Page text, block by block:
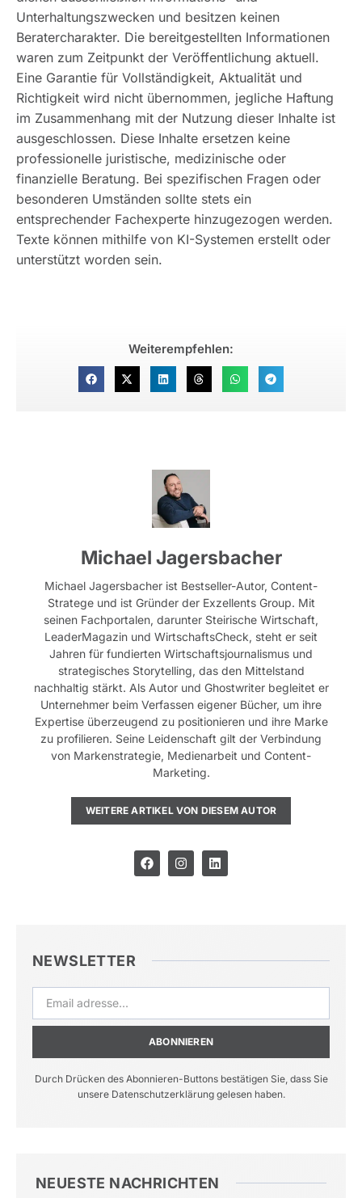
Unterhaltungszwecken und besitzen keinen
Beratercharakter. Die bereitgestellten Informationen
waren zum Zeitpunkt der Veröffentlichung aktuell.
Eine Garantie für Vollständigkeit, Aktualität und
Richtigkeit wird nicht übernommen, jegliche Haftung
im Zusammenhang mit der Nutzung dieser Inhalte ist
ausgeschlossen. Diese Inhalte ersetzen keine
professionelle juristische, medizinische oder
finanzielle Beratung. Bei spezifischen Fragen oder
besonderen Umständen sollte stets ein
entsprechender Fachexperte hinzugezogen werden.
Texte können mithilfe von KI-Systemen erstellt oder
unterstützt worden sein.
Weiterempfehlen:
Michael Jagersbacher
Michael Jagersbacher ist Bestseller-Autor, Content-
Stratege und ist Gründer der Exzellents Group. Mit
seinen Fachportalen, darunter Steirische Wirtschaft,
LeaderMagazin und WirtschaftsCheck, steht er seit
Jahren für fundierten Wirtschaftsjournalismus und
strategisches Storytelling, das den Mittelstand
nachhaltig stärkt. Als Autor und Ghostwriter begleitet er
Unternehmer beim Verfassen eigener Bücher, um ihre
Expertise überzeugend zu positionieren und ihre Marke
zu profilieren. Seine Leidenschaft gilt der Verbindung
von Markenstrategie, Medienarbeit und Content-
Marketing.
WEITERE ARTIKEL VON DIESEM AUTOR
NEWSLETTER
ABONNIEREN
Durch Drücken des Abonnieren-Buttons bestätigen Sie, dass Sie
unsere Datenschutzerklärung gelesen haben.
NEUESTE NACHRICHTEN